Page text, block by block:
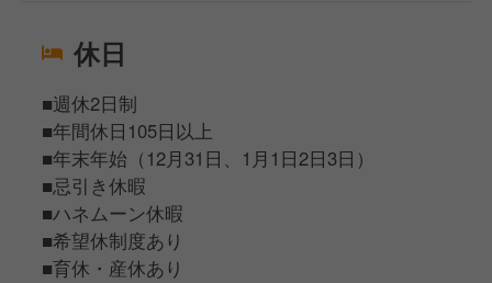
休日
■週休2日制
■年間休日105日以上
■年末年始（12月31日、1月1日2日3日）
■忌引き休暇
■ハネムーン休暇
■希望休制度あり
■育休・産休あり